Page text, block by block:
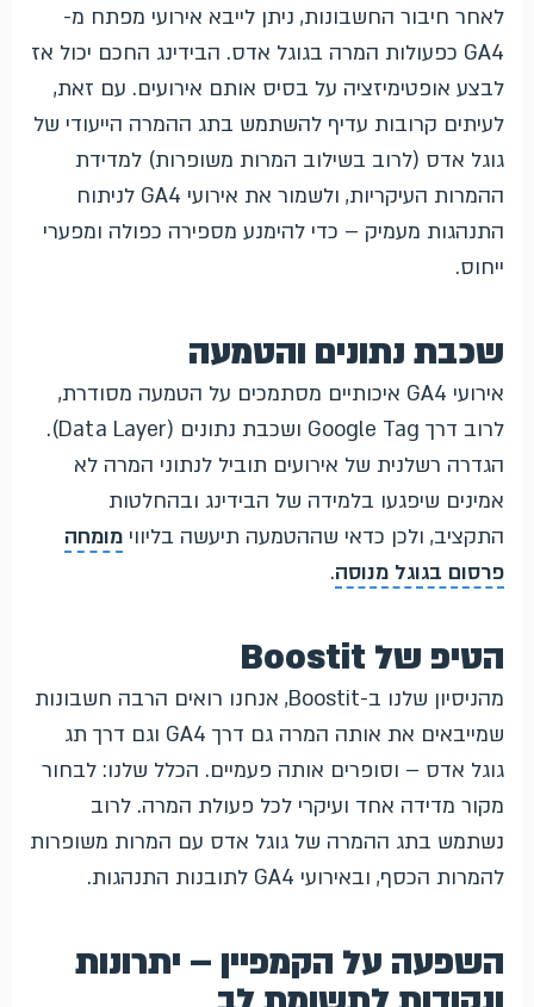
לאחר חיבור החשבונות, ניתן לייבא אירועי מפתח מ-
GA4 כפעולות המרה בגוגל אדס. הבידינג החכם יכול אז
לבצע אופטימיזציה על בסיס אותם אירועים. עם זאת,
לעיתים קרובות עדיף להשתמש בתג ההמרה הייעודי של
גוגל אדס (לרוב בשילוב המרות משופרות) למדידת
ההמרות העיקריות, ולשמור את אירועי GA4 לניתוח
התנהגות מעמיק – כדי להימנע מספירה כפולה ומפערי
ייחוס.
שכבת נתונים והטמעה
אירועי GA4 איכותיים מסתמכים על הטמעה מסודרת,
לרוב דרך Google Tag ושכבת נתונים (Data Layer).
הגדרה רשלנית של אירועים תוביל לנתוני המרה לא
אמינים שיפגעו בלמידה של הבידינג ובהחלטות
התקציב, ולכן כדאי שההטמעה תיעשה בליווי מומחה
פרסום בגוגל מנוסה.
הטיפ של Boostit
מהניסיון שלנו ב-Boostit, אנחנו רואים הרבה חשבונות
שמייבאים את אותה המרה גם דרך GA4 וגם דרך תג
גוגל אדס – וסופרים אותה פעמיים. הכלל שלנו: לבחור
מקור מדידה אחד ועיקרי לכל פעולת המרה. לרוב
נשתמש בתג ההמרה של גוגל אדס עם המרות משופרות
להמרות הכסף, ובאירועי GA4 לתובנות התנהגות.
השפעה על הקמפיין – יתרונות